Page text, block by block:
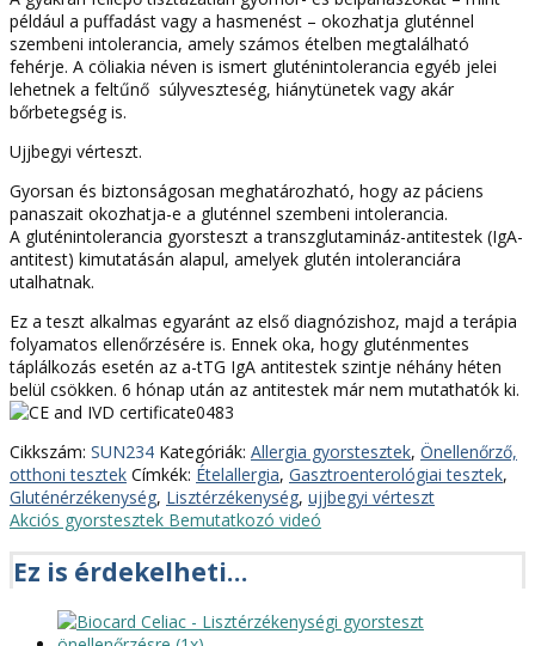
például a puffadást vagy a hasmenést – okozhatja gluténnel
szembeni intolerancia, amely számos ételben megtalálható
fehérje. A cöliakia néven is ismert gluténintolerancia egyéb jelei
lehetnek a feltűnő súlyveszteség, hiánytünetek vagy akár
bőrbetegség is.
Ujjbegyi vérteszt.
Gyorsan és biztonságosan meghatározható, hogy az páciens
panaszait okozhatja-e a gluténnel szembeni intolerancia.
A gluténintolerancia gyorsteszt a transzglutamináz-antitestek (IgA-
antitest) kimutatásán alapul, amelyek glutén intoleranciára
utalhatnak.
Ez a teszt alkalmas egyaránt az első diagnózishoz, majd a terápia
folyamatos ellenőrzésére is. Ennek oka, hogy gluténmentes
táplálkozás esetén az a-tTG IgA antitestek szintje néhány héten
belül csökken. 6 hónap után az antitestek már nem mutathatók ki.
0483
Cikkszám: SUN234 Kategóriák: Allergia gyorstesztek, Önellenőrző,
otthoni tesztek Címkék: Ételallergia, Gasztroenterológiai tesztek,
Gluténérzékenység, Lisztérzékenység, ujjbegyi vérteszt
Akciós gyorstesztek Bemutatkozó videó
Ez is érdekelheti…